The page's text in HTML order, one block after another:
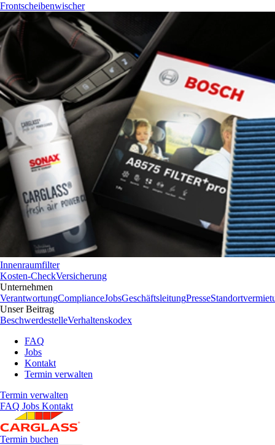
Frontscheibenwischer
Innenraumfilter
Kosten-CheckVersicherung
Unternehmen
VerantwortungComplianceJobsGeschäftsleitungPresse
Unser Beitrag
BeschwerdestelleVerhaltenskodex
FAQ
Jobs
Kontakt
Termin verwalten
Termin verwalten
FAQ Jobs Kontakt
Termin buchen